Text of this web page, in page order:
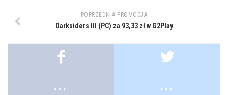
POPRZEDNIA PROMOCJA
Darksiders III (PC) za 93,33 zł w G2Play
. .